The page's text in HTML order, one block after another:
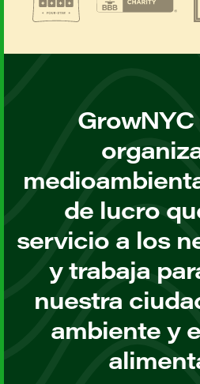
de lucro
servicio a los
y trabaja
nuestra
ambiente y